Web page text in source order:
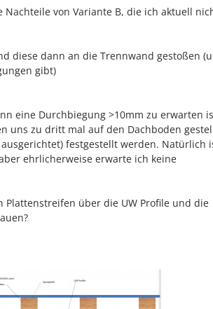
von Variante B, die ich aktuell
diese dann an die Trennwand gestoßen
gibt)
eine Durchbiegung >10mm zu erwarten
uns zu dritt mal auf den Dachboden
festgestellt werden. Natürlich
ehrlicherweise erwarte ich keine
über die UW Profile und die